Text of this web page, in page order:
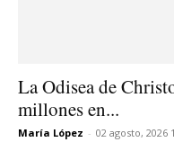
La Odisea de
millones en...
María López - 02 agosto, 2026